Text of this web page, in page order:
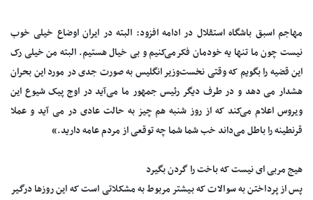
مهاجم اسبق باشگاه استقلال در ادامه افزود: البته در ایران اوضاع خیلی خوب
نیست چون ما تنها یه خودمان فکرمی‌کنیم و بی خیال هستیم. البته من خیلی رک
این قضیه را بگویم که وقتی نخست‌وزیر انگلیس به صورت جدی در مورد این بحران
هشدار می دهد و در طرف دیگر رئیس جمهور ما می‌آید در اوج پیک شیوع این
ویروس اعلام می‌کند که از روز شنبه هم چیز به حالت عادی در می آید و عملا
قرنطینه را باطل می‌داند خب شما شما چه توقعی از مردم عامه دارید.»
هیج مربی ای نیست که باخت را گردن بگیرد
پس از پرداختن به سوالات که بیشتر مربوط به مشکلاتی است که این روزها درگیر